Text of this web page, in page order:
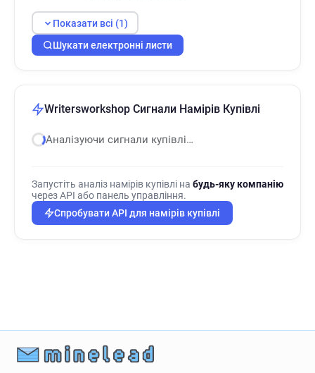
Показати всі (1)
Шукати електронні листи
Writersworkshop Сигнали Намірів Купівлі
Аналізуючи сигнали купівлі…
Запустіть аналіз намірів купівлі на будь-яку компанію
через API або панель управління.
Спробувати API для намірів купівлі